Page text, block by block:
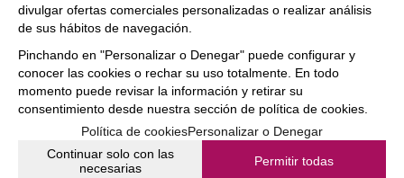
divulgar ofertas comerciales personalizadas o realizar análisis
de sus hábitos de navegación.
Pinchando en "Personalizar o Denegar" puede configurar y
conocer las cookies o rechar su uso totalmente. En todo
momento puede revisar la información y retirar su
consentimiento desde nuestra sección de política de cookies.
Política de cookiesPersonalizar o Denegar
Continuar solo con las
necesarias
Permitir todas